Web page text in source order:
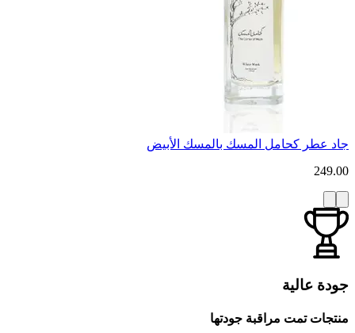
جاد عطر كحامل المسك بالمسك الأبيض
249.00
جودة عالية
منتجات تمت مراقبة جودتها